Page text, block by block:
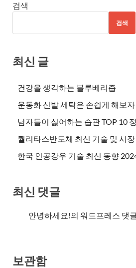
검색
검색
최신 글
건강을 생각하는 블루베리즙
운동화 신발 세탁은 손쉽게 해보
남자들이 싫어하는 습관 TOP 10
퀄리타스반도체 최신 기술 및 시
한국 인공강우 기술 최신 동향
최신 댓글
안녕하세요!의 워드프레스 댓
보관함